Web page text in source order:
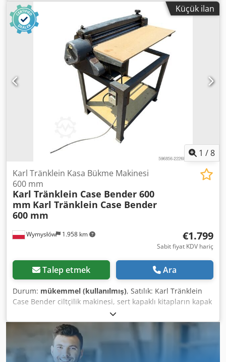
Küçük ilan
1 /8
Wymysłów 1.958 km
Karl Tränklein Kasa Bükme Makinesi
600 mm
Karl Tränklein Case Bender 600
mm Karl Tränklein Case Bender
600 mm
€1.799
Sabit fiyat KDV hariç
Talep etmek Ara
Durum: mükemmel (kullanılmış), Satılık: Karl Tränklein
Case Bender ciltçilik makinesi, sert kapaklı kitapların kapak
sırtlarının şekillendirilmesi ve bükülmesi için
tasarlanmıştır. Cihaz, kapaklara uygun bir yarıçap vererek
kitap bloğuna mükemmel uyum sağlar. Makine, farklı
kalınlıktaki kapaklara uyum sağlayabilen ayarlanabilir
makaralarla donatılmıştır. Sağlam, dökme demir